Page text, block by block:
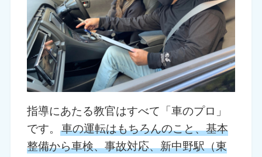
指導にあたる教官はすべて「車のプロ」
です。車の運転はもちろんのこと、基本
整備から車検、事故対応、新中野駅（東